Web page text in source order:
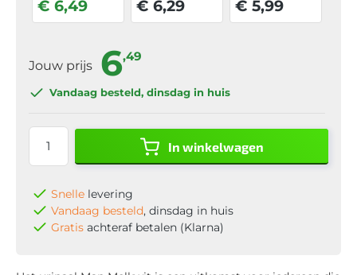
€ 6,49 € 6,29 € 5,99
Jouw prijs 6,49
Vandaag besteld, dinsdag in huis
In winkelwagen
Snelle levering
Vandaag besteld, dinsdag in huis
Gratis achteraf betalen (Klarna)